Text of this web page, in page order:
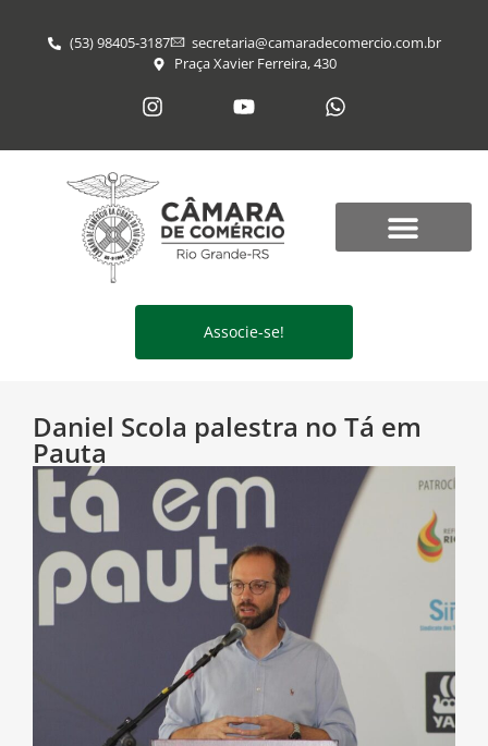
(53) 98405-3187
secretaria@​camaradecomercio.com.br
Praça Xavier Ferreira, 430
Associe-se!
Daniel Scola palestra no Tá em
Pauta